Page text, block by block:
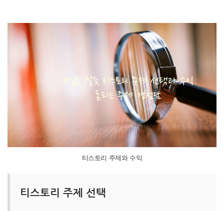
티스토리 주제와 수익
티스토리 주제 선택